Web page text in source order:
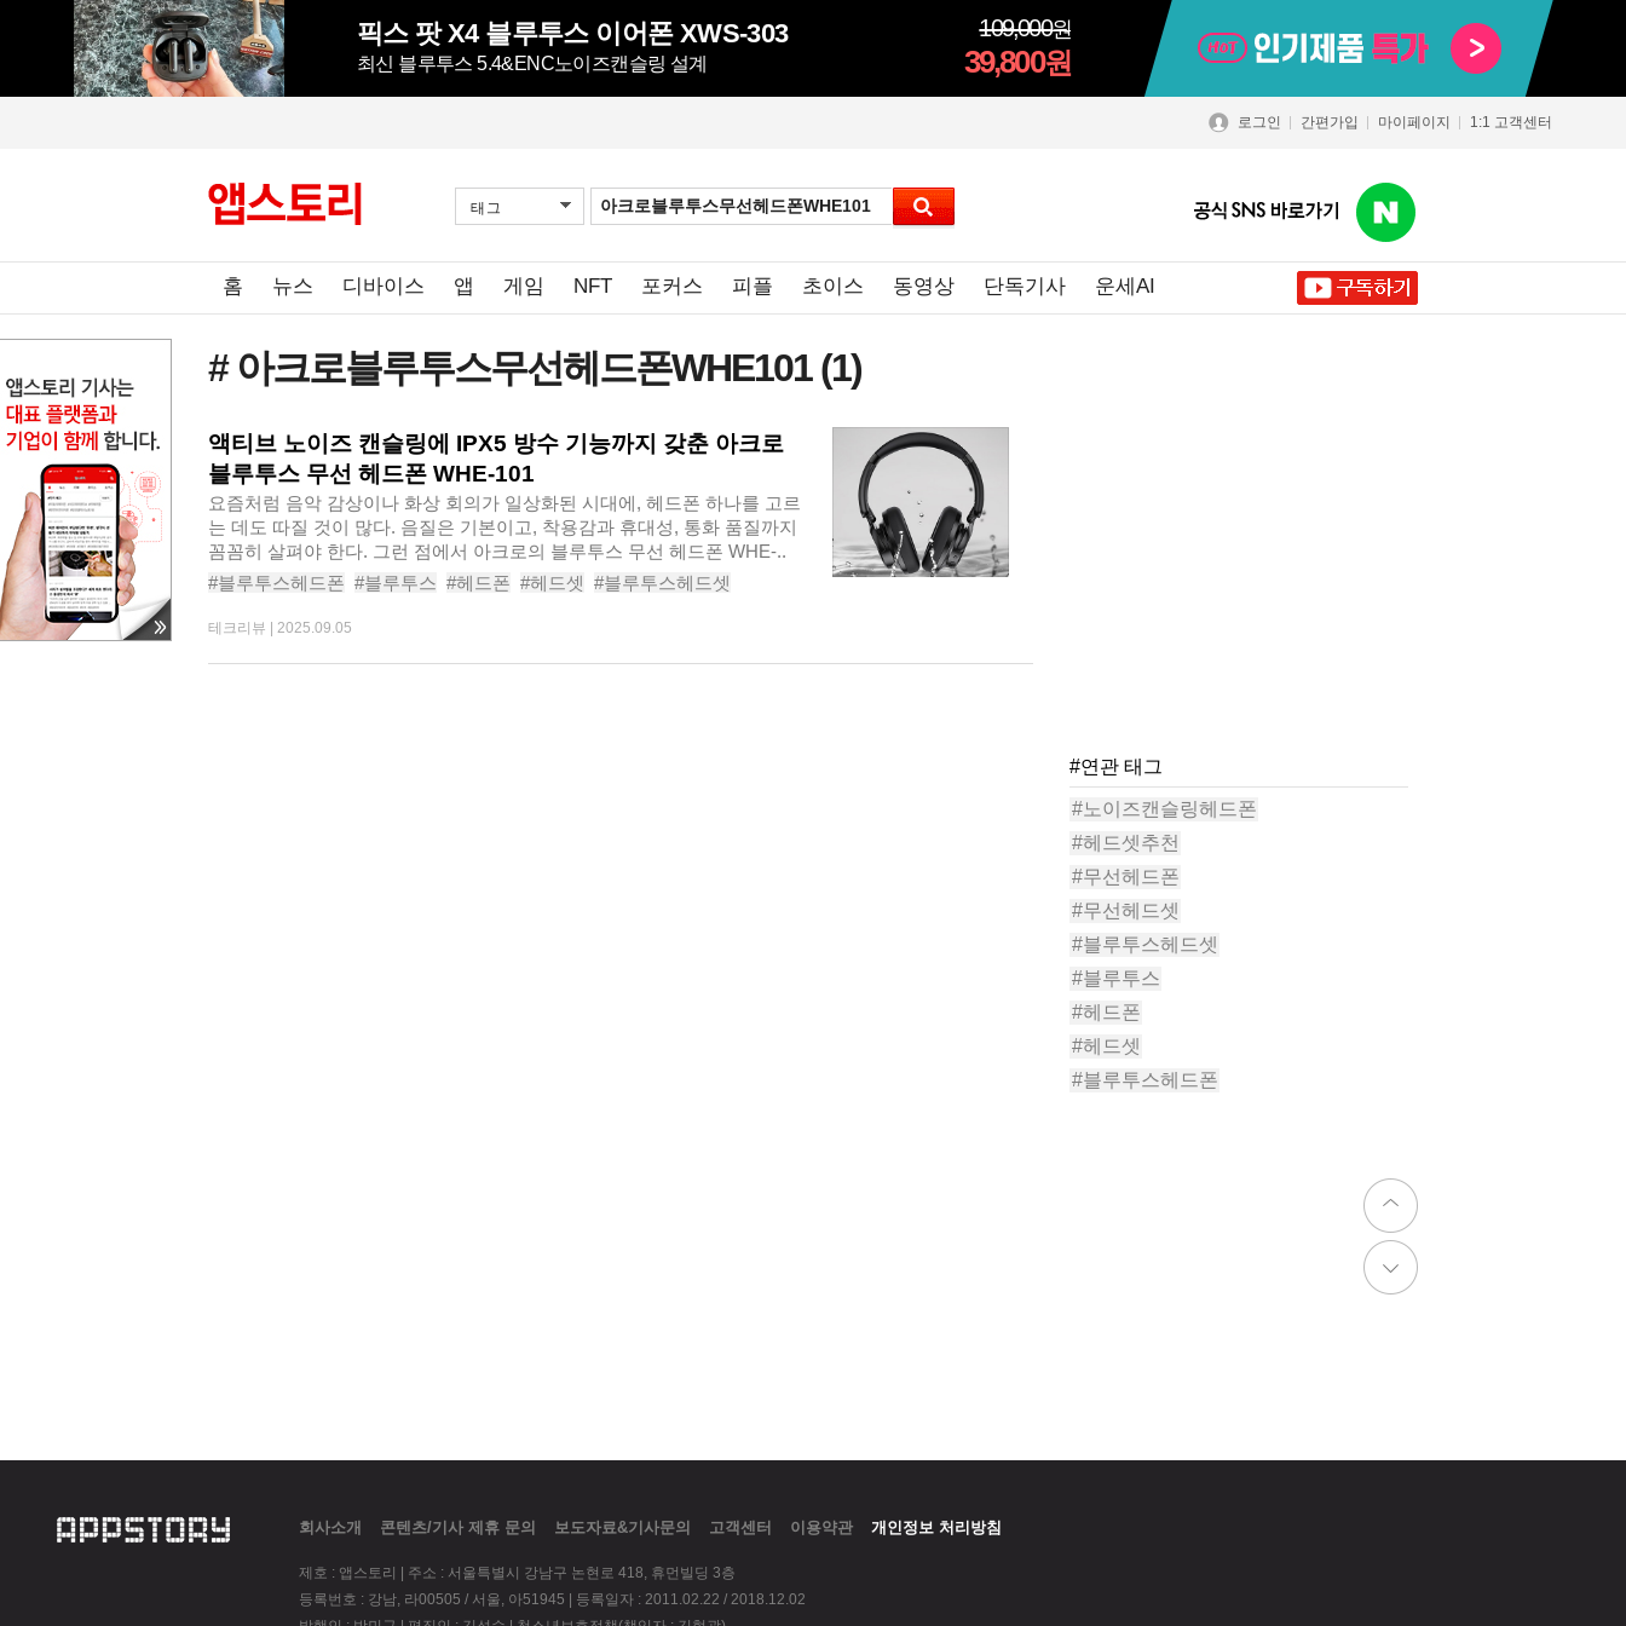
픽스 팟 X4 블루투스 이어폰 XWS-303
최신 블루투스 5.4&ENC노이즈캔슬링 설계
109,000원
39,800원
로그인 간편가입 마이페이지 1:1 고객센터
태그
홈 뉴스 디바이스 앱 게임 NFT 포커스 피플 초이스 동영상 단독기사 운세AI
# 아크로블루투스무선헤드폰WHE101(1)
액티브 노이즈 캔슬링에 IPX5 방수 기능까지 갖춘 아크로
블루투스 무선 헤드폰 WHE-101
요즘처럼 음악 감상이나 화상 회의가 일상화된 시대에, 헤드폰 하나를 고르
는 데도 따질 것이 많다. 음질은 기본이고, 착용감과 휴대성, 통화 품질까지
꼼꼼히 살펴야 한다. 그런 점에서 아크로의 블루투스 무선 헤드폰 WHE-..
#블루투스헤드폰 #블루투스 #헤드폰 #헤드셋 #블루투스헤드셋
#아크로블루투스무선헤드폰WHE101
테크리뷰 | 2025.09.05
#연관 태그
#노이즈캔슬링헤드폰
#헤드셋추천
#무선헤드폰
#무선헤드셋
#블루투스헤드셋
#블루투스
#헤드폰
#헤드셋
#블루투스헤드폰
회사소개 콘텐츠/기사 제휴 문의 보도자료&기사문의 고객센터 이용약관 개인정보 처리방침
제호 : 앱스토리 | 주소 : 서울특별시 강남구 논현로 418, 휴먼빌딩 3층
등록번호 : 강남, 라00505 / 서울, 아51945 | 등록일자 : 2011.02.22 / 2018.12.02